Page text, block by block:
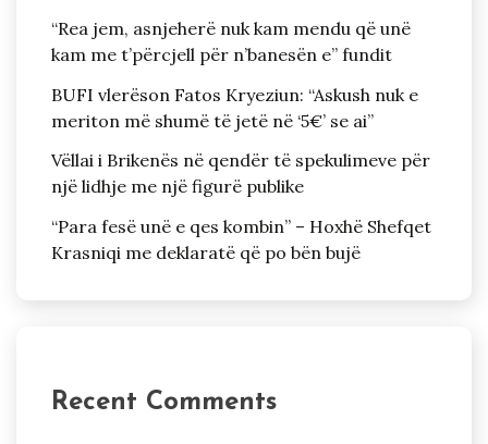
“Rea jem, asnjeherë nuk kam mendu që unë
kam me t’përcjell për n’banesën e” fundit
BUFI vlerëson Fatos Kryeziun: “Askush nuk e
meriton më shumë të jetë në ‘5€’ se ai”
Vëllai i Brikenës në qendër të spekulimeve për
një lidhje me një figurë publike
“Para fesë unë e qes kombin” – Hoxhë Shefqet
Krasniqi me deklaratë që po bën bujë
Recent Comments